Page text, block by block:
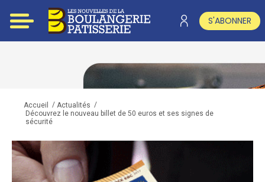
S'ABONNER
Accueil / Actualités /
Découvrez le nouveau billet de 50 euros et ses signes de
sécurité